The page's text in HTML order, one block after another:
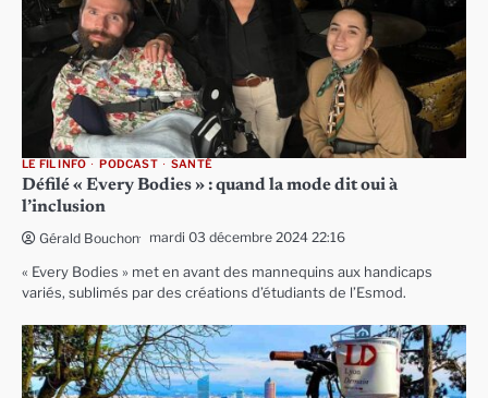
LE FIL INFO PODCAST SANTÉ
Défilé « Every Bodies » : quand la mode dit oui à
l’inclusion
Gérald Bouchon mardi 03 décembre 2024 22:16
« Every Bodies » met en avant des mannequins aux handicaps
variés, sublimés par des créations d’étudiants de l’Esmod.